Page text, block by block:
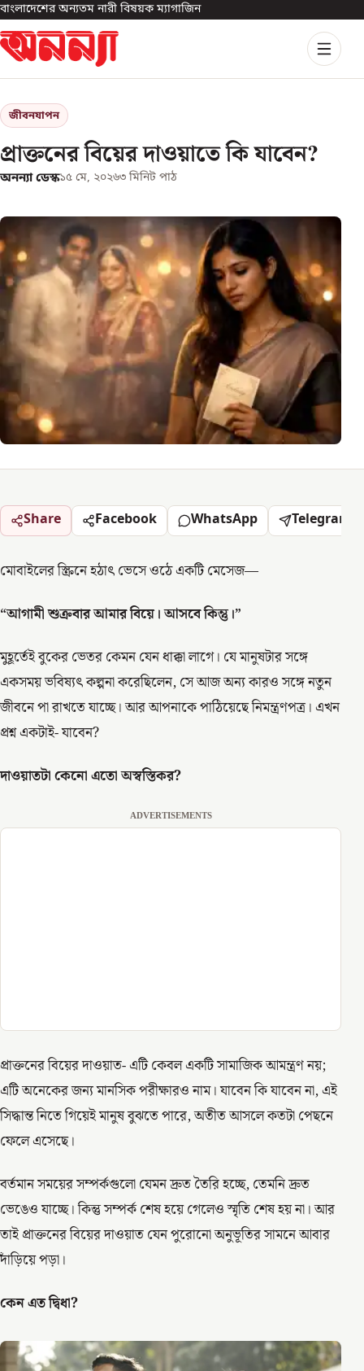
বাংলাদেশের অন্যতম নারী বিষয়ক ম্যাগাজিন
জীবনযাপন
প্রাক্তনের বিয়ের দাওয়াতে কি যাবেন?
অনন্যা ডেস্ক১৫ মে, ২০২৬৩ মিনিট পাঠ
Share Facebook WhatsApp Telegram
মোবাইলের স্ক্রিনে হঠাৎ ভেসে ওঠে একটি মেসেজ—
“আগামী শুক্রবার আমার বিয়ে। আসবে কিন্তু।”
মুহূর্তেই বুকের ভেতর কেমন যেন ধাক্কা লাগে। যে মানুষটার সঙ্গে
একসময় ভবিষ্যৎ কল্পনা করেছিলেন, সে আজ অন্য কারও সঙ্গে নতুন
জীবনে পা রাখতে যাচ্ছে। আর আপনাকে পাঠিয়েছে নিমন্ত্রণপত্র। এখন
প্রশ্ন একটাই- যাবেন?
দাওয়াতটা কেনো এতো অস্বস্তিকর?
ADVERTISEMENTS
প্রাক্তনের বিয়ের দাওয়াত- এটি কেবল একটি সামাজিক আমন্ত্রণ নয়;
এটি অনেকের জন্য মানসিক পরীক্ষারও নাম। যাবেন কি যাবেন না, এই
সিদ্ধান্ত নিতে গিয়েই মানুষ বুঝতে পারে, অতীত আসলে কতটা পেছনে
ফেলে এসেছে।
বর্তমান সময়ের সম্পর্কগুলো যেমন দ্রুত তৈরি হচ্ছে, তেমনি দ্রুত
ভেঙেও যাচ্ছে। কিন্তু সম্পর্ক শেষ হয়ে গেলেও স্মৃতি শেষ হয় না। আর
তাই প্রাক্তনের বিয়ের দাওয়াত যেন পুরোনো অনুভূতির সামনে আবার
দাঁড়িয়ে পড়া।
কেন এত দ্বিধা?